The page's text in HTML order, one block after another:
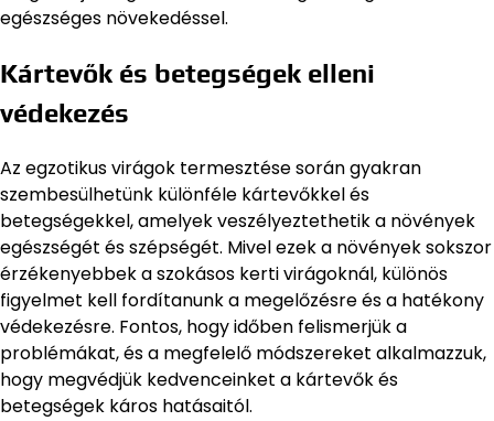
egészséges növekedéssel.
Kártevők és betegségek elleni
védekezés
Az egzotikus virágok termesztése során gyakran
szembesülhetünk különféle kártevőkkel és
betegségekkel, amelyek veszélyeztethetik a növények
egészségét és szépségét. Mivel ezek a növények sokszor
érzékenyebbek a szokásos kerti virágoknál, különös
figyelmet kell fordítanunk a megelőzésre és a hatékony
védekezésre. Fontos, hogy időben felismerjük a
problémákat, és a megfelelő módszereket alkalmazzuk,
hogy megvédjük kedvenceinket a kártevők és
betegségek káros hatásaitól.